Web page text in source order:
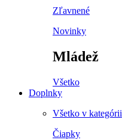
Zľavnené
Novinky
Mládež
Všetko
Doplnky
Všetko v kategórii
Čiapky